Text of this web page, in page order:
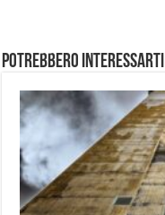
Potrebbero Interessarti